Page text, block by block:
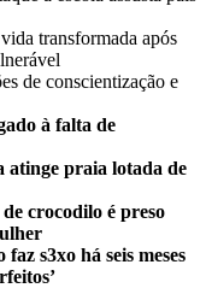
transformada após
de conscientização e
à falta de
atinge praia lotada de
crocodilo é preso
s3xo há seis meses